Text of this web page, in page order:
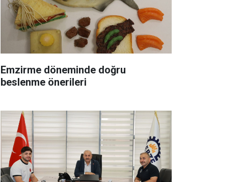
Emzirme döneminde doğru
beslenme önerileri